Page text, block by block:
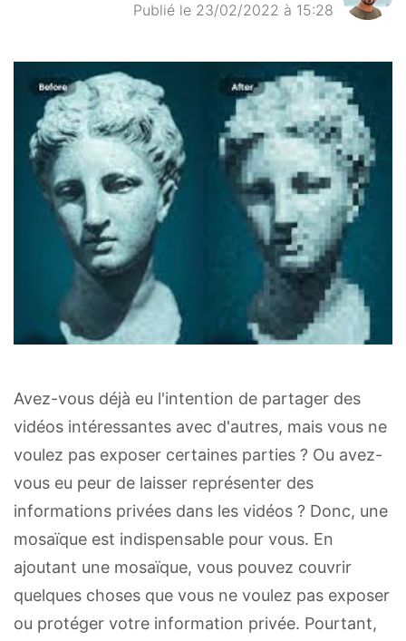
Publié le 23/02/2022 à 15:28
Avez-vous déjà eu l'intention de partager des
vidéos intéressantes avec d'autres, mais vous ne
voulez pas exposer certaines parties ? Ou avez-
vous eu peur de laisser représenter des
informations privées dans les vidéos ? Donc, une
mosaïque est indispensable pour vous. En
ajoutant une mosaïque, vous pouvez couvrir
quelques choses que vous ne voulez pas exposer
ou protéger votre information privée. Pourtant,